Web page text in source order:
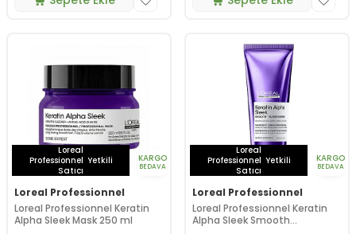
Loreal
Professionnel Yetkili
Satıcı
KARGO
BEDAVA
Loreal Professionnel
Loreal Professionnel Keratin
Alpha Sleek Mask 250 ml
Loreal
Professionnel Yetkili
Satıcı
KARGO
BEDAVA
Loreal Professionnel
Loreal Professionnel Keratin
Alpha Sleek Smooth